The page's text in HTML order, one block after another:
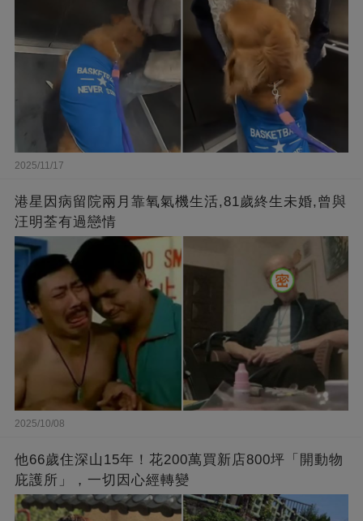
2025/11/17
港星因病留院兩月靠氧氣機生活,81歲終生未婚,曾與
汪明荃有過戀情
2025/10/08
他66歲住深山15年！花200萬買新店800坪「開動物
庇護所」，一切因心經轉變